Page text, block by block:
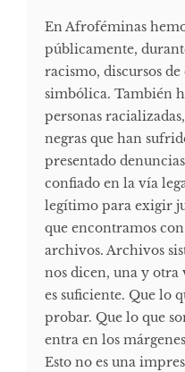
En Afroféminas
públicamente,
racismo, discursos
simbólica. También
personas
negras que han
presentado
confiado en la vía
legítimo para exigir
que encontramos
archivos. Archivos
nos dicen, una y otra
es suficiente. Que lo
probar. Que lo que
entra en los
Esto no es una